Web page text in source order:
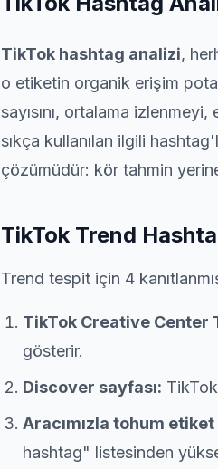
TikTok hashtag analizi,
o etiketin organik erişim
sayısını, ortalama
sıkça kullanılan ilgili
çözümüdür: kör tahmin
TikTok Trend
Trend tespit için 4
TikTok Creative Center
gösterir.
Discover sayfası:
Aracımızla tohum
hashtag" listesinden